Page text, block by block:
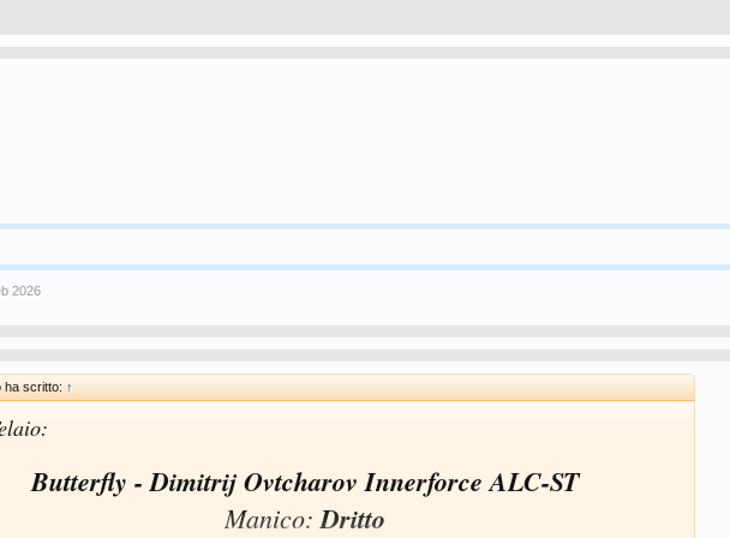
2026
ha scritto: ↑
Butterfly - Dimitrij Ovtcharov Innerforce ALC-ST
Manico:Dritto